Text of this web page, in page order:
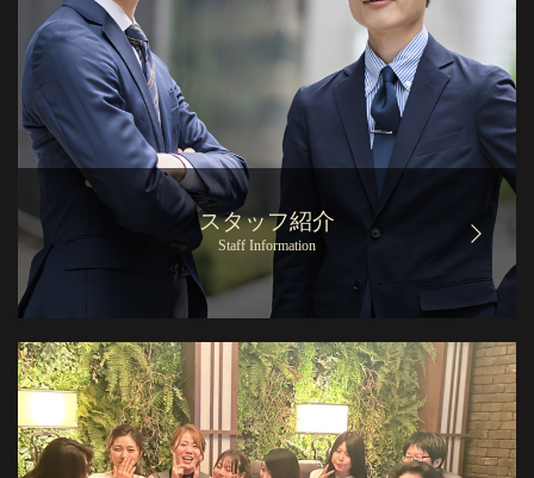
スタッフ紹介
Staff Information